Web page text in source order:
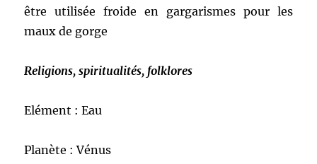
être utilisée froide en gargarismes pour les
maux de gorge
Religions, spiritualités, folklores
Elément : Eau
Planète : Vénus